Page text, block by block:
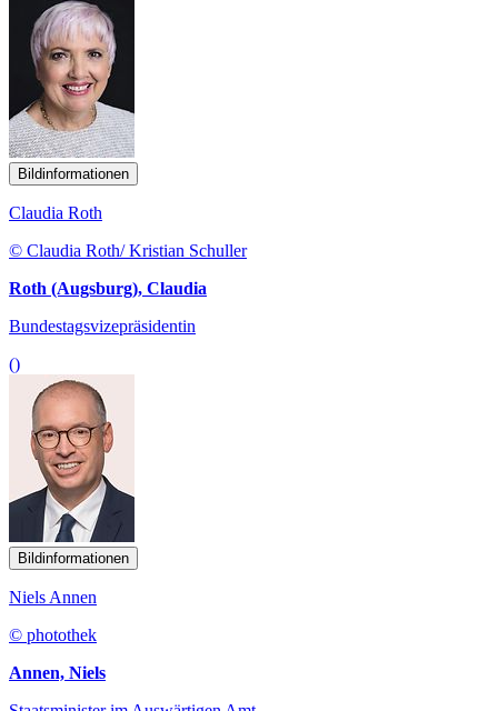
Bildinformationen
Claudia Roth
© Claudia Roth/ Kristian Schuller
Roth (Augsburg), Claudia
Bundestagsvizepräsidentin
()
Bildinformationen
Niels Annen
© photothek
Annen, Niels